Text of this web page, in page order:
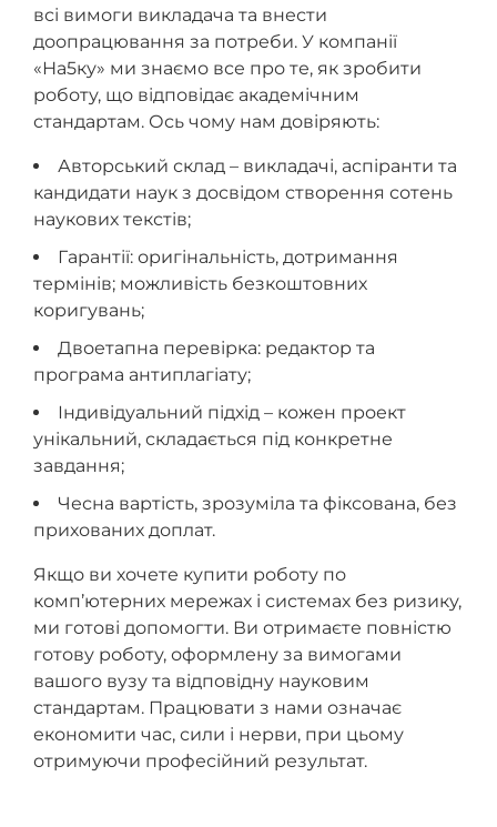
всі вимоги викладача та внести
доопрацювання за потреби. У компанії
«На5ку» ми знаємо все про те, як зробити
роботу, що відповідає академічним
стандартам. Ось чому нам довіряють:
Авторський склад – викладачі, аспіранти та
кандидати наук з досвідом створення сотень
наукових текстів;
Гарантії: оригінальність, дотримання
термінів; можливість безкоштовних
коригувань;
Двоетапна перевірка: редактор та
програма антиплагіату;
Індивідуальний підхід – кожен проект
унікальний, складається під конкретне
завдання;
Чесна вартість, зрозуміла та фіксована, без
прихованих доплат.
Якщо ви хочете купити роботу по
комп’ютерних мережах і системах без ризику,
ми готові допомогти. Ви отримаєте повністю
готову роботу, оформлену за вимогами
вашого вузу та відповідну науковим
стандартам. Працювати з нами означає
економити час, сили і нерви, при цьому
отримуючи професійний результат.